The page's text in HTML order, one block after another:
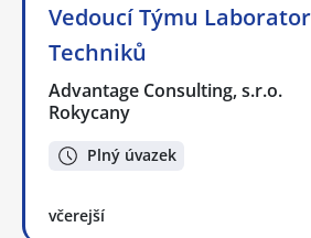
Vedoucí Týmu
Techniků
Advantage Consulting, s.r.o.
Rokycany
Plný úvazek
včerejší